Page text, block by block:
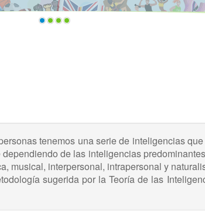
tenemos una serie de inteligencias
de las inteligencias
musical, interpersonal, intrapersonal y
sugerida por la Teoría de las